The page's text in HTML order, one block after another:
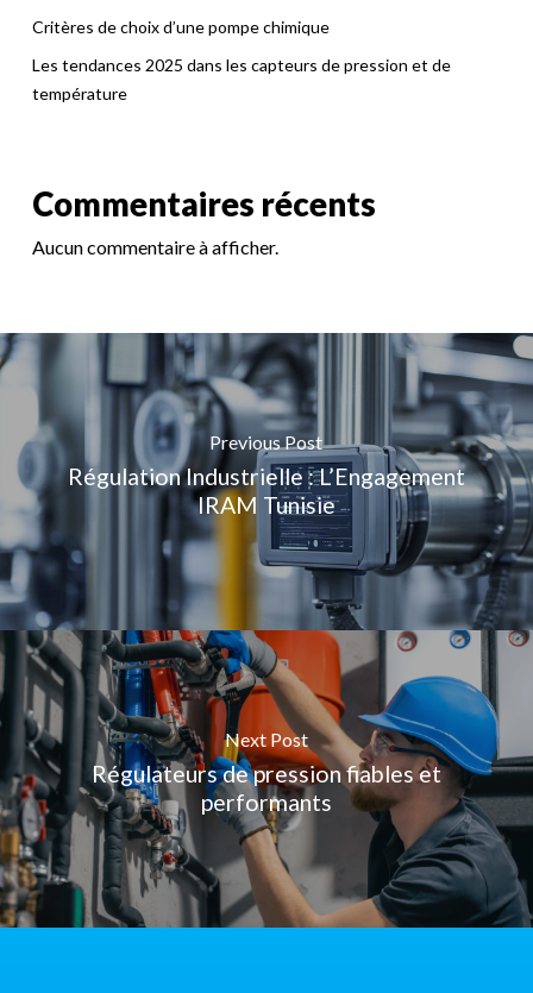
Critères de choix d’une pompe chimique
Les tendances 2025 dans les capteurs de pression et de
température
Commentaires récents
Aucun commentaire à afficher.
Previous Post
Régulation Industrielle : L’Engagement
IRAM Tunisie
Next Post
Régulateurs de pression fiables et
performants